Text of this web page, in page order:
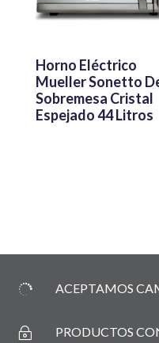
Horno Eléctrico
Mueller Sonetto
Sobremesa Cristal
Espejado 44 Litros
 ACEPTAMOS
~ PRODUCTOS